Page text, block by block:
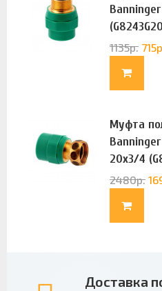
1135р. 715
Муфта
20х3/4
2480р.
Доставка